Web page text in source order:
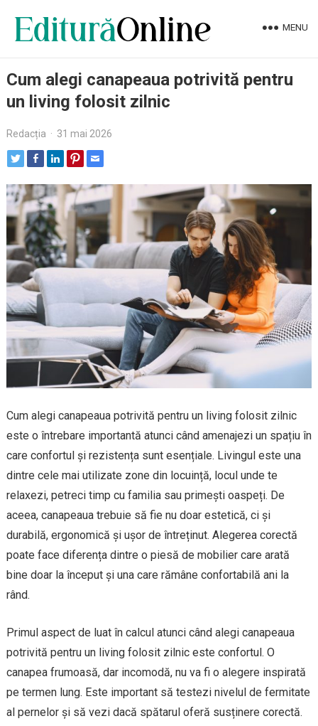
MENU
Cum alegi canapeaua potrivită pentru
un living folosit zilnic
Redacția · 31 mai 2026
Cum alegi canapeaua potrivită pentru un living folosit zilnic
este o întrebare importantă atunci când amenajezi un spațiu în
care confortul și rezistența sunt esențiale. Livingul este una
dintre cele mai utilizate zone din locuință, locul unde te
relaxezi, petreci timp cu familia sau primești oaspeți. De
aceea, canapeaua trebuie să fie nu doar estetică, ci și
durabilă, ergonomică și ușor de întreținut. Alegerea corectă
poate face diferența dintre o piesă de mobilier care arată
bine doar la început și una care rămâne confortabilă ani la
rând.
Primul aspect de luat în calcul atunci când alegi canapeaua
potrivită pentru un living folosit zilnic este confortul. O
canapea frumoasă, dar incomodă, nu va fi o alegere inspirată
pe termen lung. Este important să testezi nivelul de fermitate
al pernelor și să vezi dacă spătarul oferă susținere corectă.